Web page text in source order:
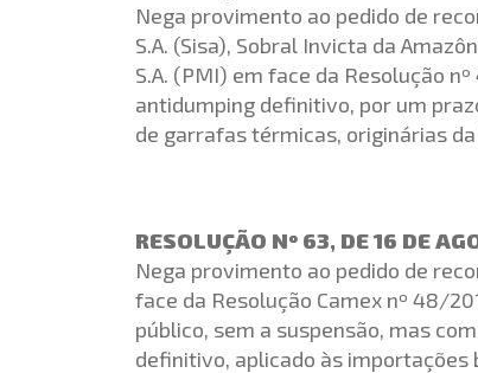
Nega provimento ao pedido de
S.A. (Sisa), Sobral Invicta da
S.A. (PMI) em face da Resolução
antidumping definitivo, por um
de garrafas térmicas, originárias da
RESOLUÇÃO Nº 63, DE 16 DE
Nega provimento ao pedido de
face da Resolução Camex nº 48/
público, sem a suspensão, mas
definitivo, aplicado às importações